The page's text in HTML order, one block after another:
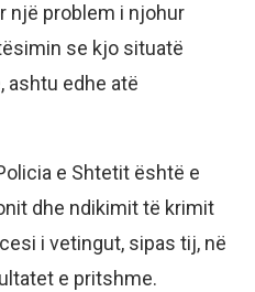
një problem i njohur
se kjo situatë
ashtu edhe atë
e Shtetit është e
dhe ndikimit të krimit
i vetingut, sipas tij, në
e pritshme.